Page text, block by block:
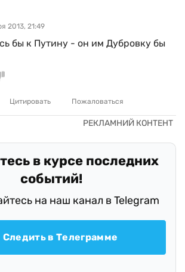
2013, 21:49
бы к Путину - он им Дубровку бы
Цитировать Пожаловаться
в курсе последних
событий!
на наш канал в Telegram
Следить в Телеграмме